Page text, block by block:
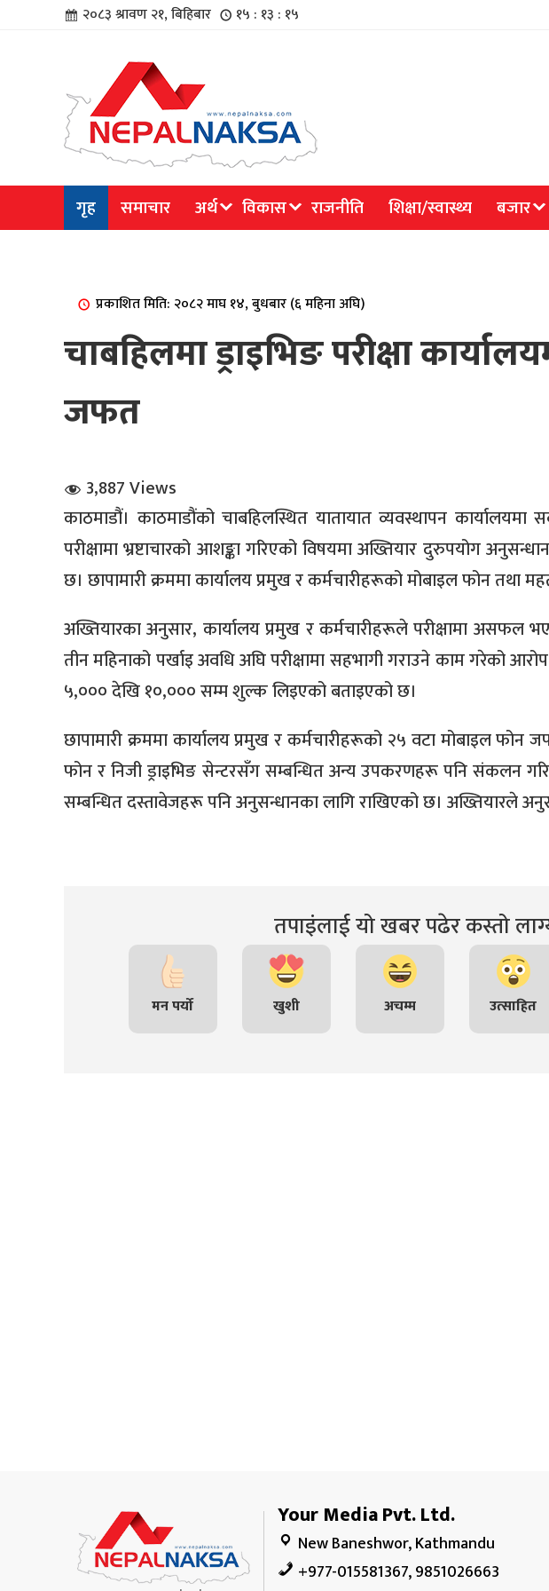
२०८३ श्रावण २१, बिहिबार १५ : १३ : १५
गृह समाचार अर्थ विकास राजनीति शिक्षा/स्वास्थ्य बजार
प्रकाशित मिति: २०८२ माघ १४, बुधबार (६ महिना अघि)
चाबहिलमा ड्राइभिङ परीक्षा
जफत
3,887 Views
काठमाडौं। काठमाडौंको चाबहिलस्थित यातायात व्यवस्थापन कार्यालयमा
परीक्षामा भ्रष्टाचारको आशङ्का गरिएको विषयमा अख्तियार दुरुपयोग
छ। छापामारी क्रममा कार्यालय प्रमुख र कर्मचारीहरूको मोबाइल फोन
अख्तियारका अनुसार, कार्यालय प्रमुख र कर्मचारीहरूले परीक्षामा असफल
तीन महिनाको पर्खाइ अवधि अघि परीक्षामा सहभागी गराउने काम गरेको
५,००० देखि १०,००० सम्म शुल्क लिइएको बताइएको छ।
छापामारी क्रममा कार्यालय प्रमुख र कर्मचारीहरूको २५ वटा मोबाइल फोन
फोन र निजी ड्राइभिङ सेन्टरसँग सम्बन्धित अन्य उपकरणहरू पनि संकलन
सम्बन्धित दस्तावेजहरू पनि अनुसन्धानका लागि राखिएको छ। अख्तियारले
तपाइंलाई यो खबर पढेर कस्तो
मन पर्यो खुशी अचम्म उत्साहित
Your Media Pvt. Ltd.
New Baneshwor, Kathmandu
+977-015581367, 9851026663